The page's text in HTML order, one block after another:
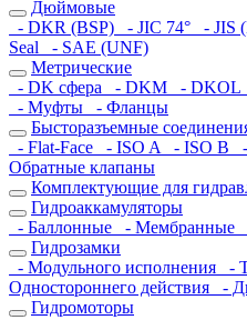
Дюймовые
- DKR (BSP)
- JIC 74° - JIS
Seal
- SAE (UNF)
Метрические
- DK сфера
- DKM - DKOL
- Муфты
- Фланцы
Бысторазъемные
- Flat-Face
- ISO A - ISO B
Обратные клапаны
Комплектующие для
Гидроаккамуляторы
- Баллонные
- Мембранные
Гидрозамки
- Модульного исполнения
-
Одностороннего действия
-
Гидромоторы